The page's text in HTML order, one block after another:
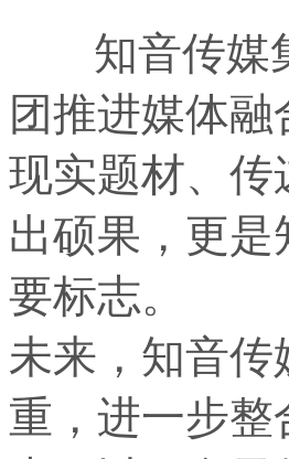
知音传媒集
团推进媒体
现实题材、传
出硕果，更
要标志。
未来，知音
重，进一步